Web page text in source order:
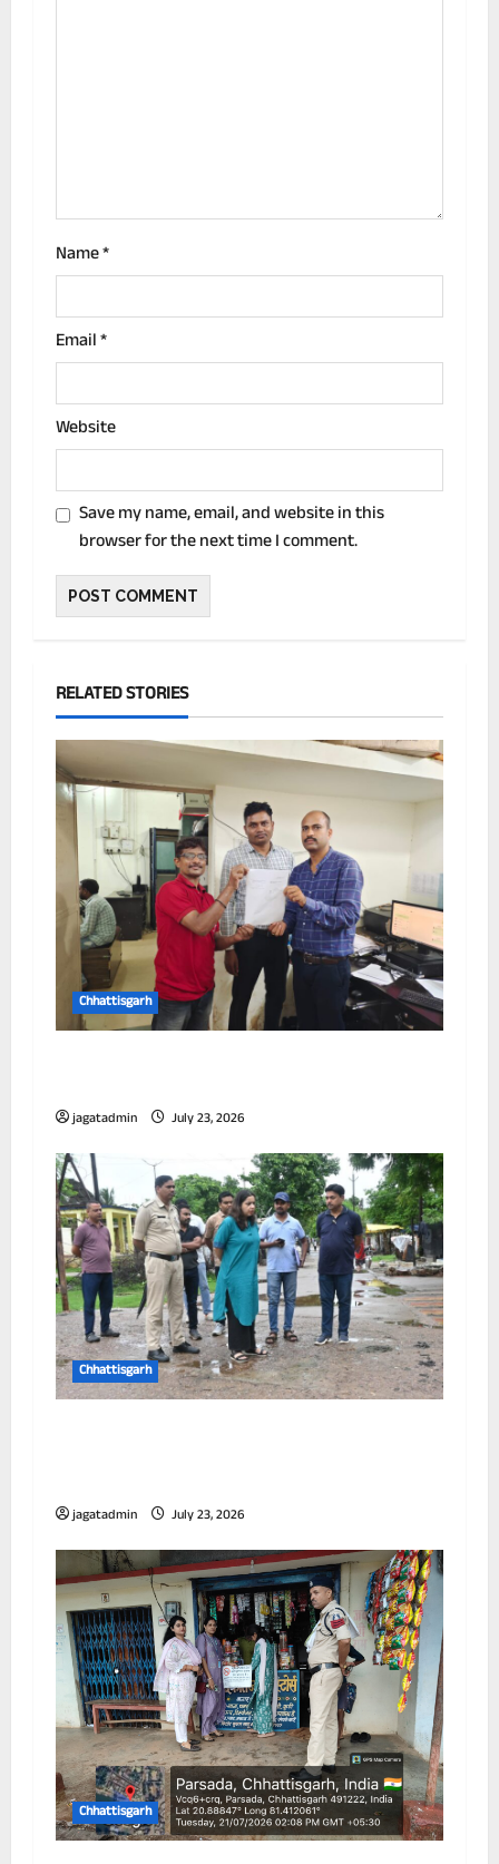
n
Name*
Email*
Website
Save my name, email, and website in this
browser for the next time I comment.
RELATED STORIES
Chhattisgarh
jagatadmin July 23, 2026
Chhattisgarh
jagatadmin July 23, 2026
Chhattisgarh